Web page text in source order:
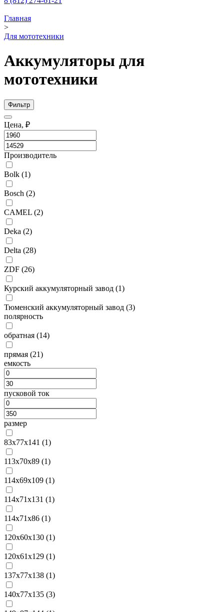
Главная
>
Для мототехники
Аккумуляторы для
мототехники
Фильтр
Цена, ₽
Производитель
Bolk (1)
Bosch (2)
CAMEL (2)
Deka (2)
Delta (28)
ZDF (26)
Курский аккумуляторный завод (1)
Тюменский аккумуляторный завод (3)
полярность
обратная (14)
прямая (21)
емкость
пусковой ток
размер
83х77х141 (1)
113х70х89 (1)
114х69х109 (1)
114х71х131 (1)
114х71х86 (1)
120х60х130 (1)
120х61х129 (1)
137х77х138 (1)
140х77х135 (3)